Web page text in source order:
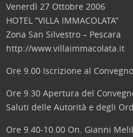
Venerdì 27 Ottobre 2006
HOTEL “VILLA IMMACOLATA”
Zona San Silvestro – Pescara
http://www.villaimmacolata.it
Ore 9.00 Iscrizione al Convegno
Ore 9.30 Apertura del
Saluti delle Autorità e degli
Ore 9.40-10.00 On. Gianni